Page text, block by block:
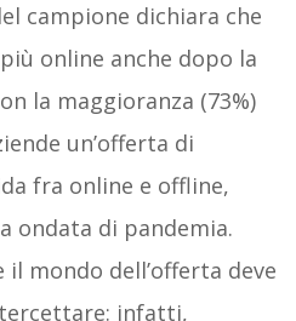
campione dichiara che
online anche dopo la
la maggioranza (73%)
un’offerta di
fra online e offline,
ondata di pandemia.
mondo dell’offerta deve
infatti,